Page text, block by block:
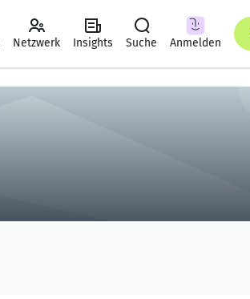
Netzwerk Insights Suche Anmelden